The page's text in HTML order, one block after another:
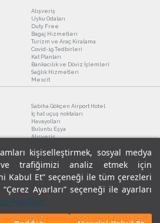
kişiselleştirmek, sosyal medya
ve trafiğimizi analiz etmek için
Kabul Et” seçeneği ile tüm çerezleri
Ayarları” seçeneği ile ayarları
Politikası
Alışveriş
Uyku Odaları
Duty Free
Bagaj Hizmetleri
Turizm ve Araç Kiralama
Covid-19 Tedbirleri
Kat Planları
Bankacılık ve Döviz İşlemleri
Sağlık Hizmetleri
Mescit
Sabiha Gökçen Airport Hotel
İç hat uçuş noktaları
Havayolları
Buluntu Eşya
Alışveriş